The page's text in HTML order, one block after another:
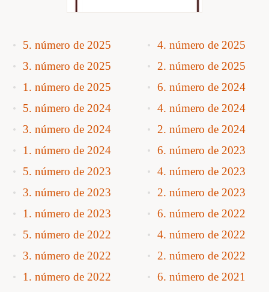
5. número de 2025
4. número de 2025
3. número de 2025
2. número de 2025
1. número de 2025
6. número de 2024
5. número de 2024
4. número de 2024
3. número de 2024
2. número de 2024
1. número de 2024
6. número de 2023
5. número de 2023
4. número de 2023
3. número de 2023
2. número de 2023
1. número de 2023
6. número de 2022
5. número de 2022
4. número de 2022
3. número de 2022
2. número de 2022
1. número de 2022
6. número de 2021